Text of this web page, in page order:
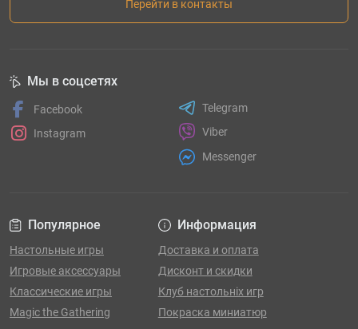
Перейти в контакты
Популярное
Настольные игры
Игровые аксессуары
Классические игры
Magic the Gathering
Информация
Доставка и оплата
Дисконт и скидки
Клуб настольніх игр
Покраска миниатюр
Мы в соцсетях
Facebook
Instagram
Telegram
Viber
Messenger